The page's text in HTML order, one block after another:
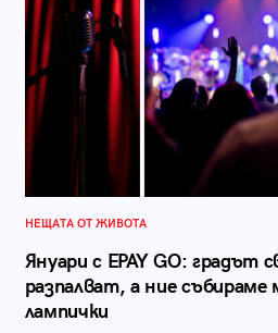
НЕЩАТА ОТ ЖИВОТА
Януари с EPAY GO: градът
разпалват, а ние
лампички